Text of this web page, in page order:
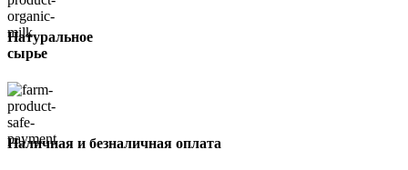
Натуральное
сырье
Наличная и безналичная оплата